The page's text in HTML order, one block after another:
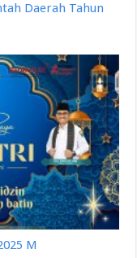
Daerah Tahun
M